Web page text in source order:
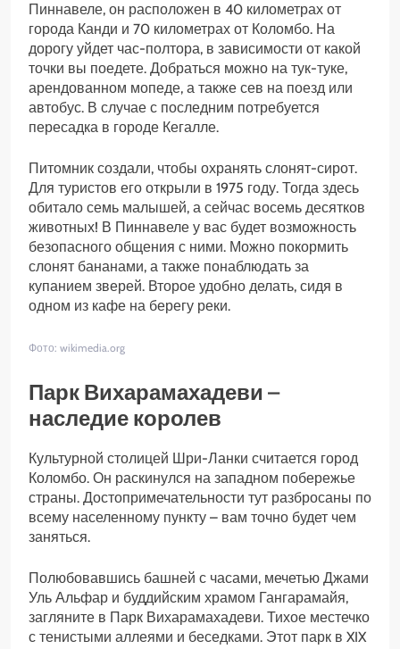
Пиннавеле, он расположен в 40 километрах от
города Канди и 70 километрах от Коломбо. На
дорогу уйдет час-полтора, в зависимости от какой
точки вы поедете. Добраться можно на тук-туке,
арендованном мопеде, а также сев на поезд или
автобус. В случае с последним потребуется
пересадка в городе Кегалле.
Питомник создали, чтобы охранять слонят-сирот.
Для туристов его открыли в 1975 году. Тогда здесь
обитало семь малышей, а сейчас восемь десятков
животных! В Пиннавеле у вас будет возможность
безопасного общения с ними. Можно покормить
слонят бананами, а также понаблюдать за
купанием зверей. Второе удобно делать, сидя в
одном из кафе на берегу реки.
Фото: wikimedia.org
Парк Вихарамахадеви –
наследие королев
Культурной столицей Шри-Ланки считается город
Коломбо. Он раскинулся на западном побережье
страны. Достопримечательности тут разбросаны по
всему населенному пункту – вам точно будет чем
заняться.
Полюбовавшись башней с часами, мечетью Джами
Уль Альфар и буддийским храмом Гангарамайя,
загляните в Парк Вихарамахадеви. Тихое местечко
с тенистыми аллеями и беседками. Этот парк в XIX